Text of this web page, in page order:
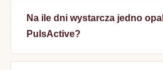
Na ile dni wystarcza jedno
PulsActive?